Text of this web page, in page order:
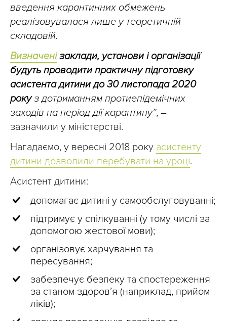
введення карантинних обмежень
реалізовувалася лише у теоретичній
складовій.
Визначенізаклади, установи і організації
будуть проводити практичну підготовку
асистента дитини до 30 листопада 2020
рокуз дотриманням протиепідемічних
заходів на період дії карантину”, –
зазначили у міністерстві.
Нагадаємо, у вересні 2018 року асистенту
дитини дозволили перебувати на уроці.
Асистент дитини:
допомагає дитині у самообслуговуванні;
підтримує у спілкуванні (у тому числі за
допомогою жестової мови);
організовує харчування та
пересування;
забезпечує безпеку та спостереження
за станом здоров’я (наприклад, прийом
ліків);